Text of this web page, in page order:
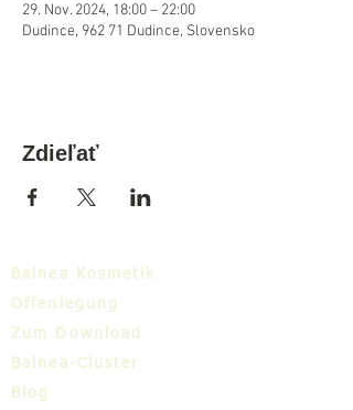
29. Nov. 2024, 18:00 – 22:00
Dudince, 962 71 Dudince, Slovensko
Zdieľať
Balnea Kosmetik
Offenlegung
Zum Download
Balnea-Cluster
Blog